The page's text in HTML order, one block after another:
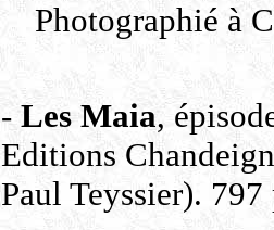
Photographié à
- Les Maia,
Editions
Paul Teyssier). 797